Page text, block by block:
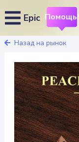
Epic Помощь!
Назад на рынок